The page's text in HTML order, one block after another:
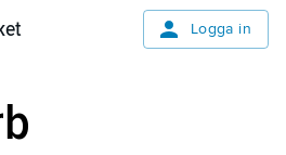
Logga in